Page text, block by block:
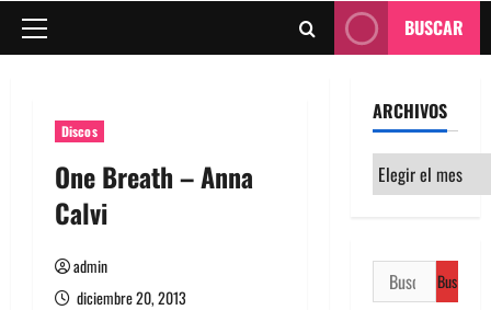
Menú
BUSCAR
Discos
One Breath – Anna
Calvi
admin
diciembre 20, 2013
ARCHIVOS
Archivos
Buscar: